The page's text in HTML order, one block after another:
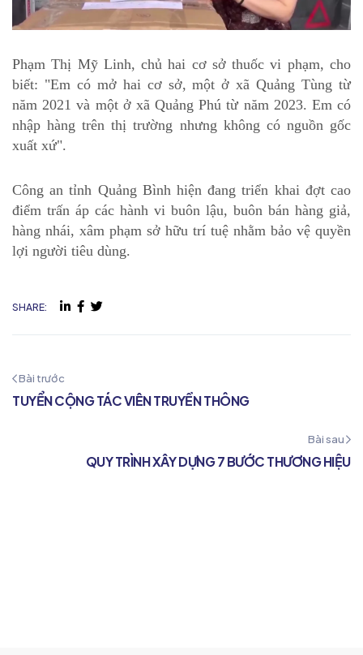
Phạm Thị Mỹ Linh, chủ hai cơ sở thuốc vi phạm, cho
biết: "Em có mở hai cơ sở, một ở xã Quảng Tùng từ
năm 2021 và một ở xã Quảng Phú từ năm 2023. Em có
nhập hàng trên thị trường nhưng không có nguồn gốc
xuất xứ".
Công an tỉnh Quảng Bình hiện đang triển khai đợt cao
điểm trấn áp các hành vi buôn lậu, buôn bán hàng giả,
hàng nhái, xâm phạm sở hữu trí tuệ nhằm bảo vệ quyền
lợi người tiêu dùng.
SHARE:
Bài trước
TUYỂN CỘNG TÁC VIÊN TRUYỀN THÔNG
Bài sau
QUY TRÌNH XÂY DỰNG 7 BƯỚC THƯƠNG HIỆU